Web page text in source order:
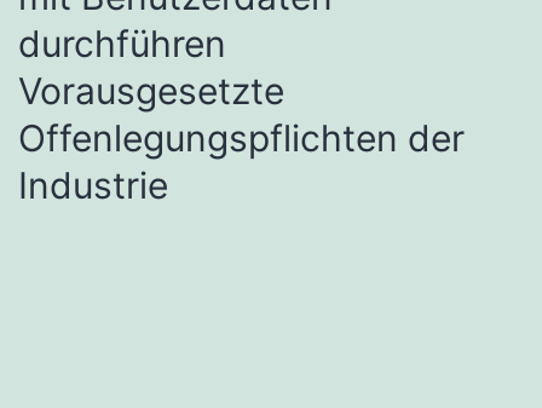
durchführen
Vorausgesetzte
Offenlegungspflichten der
Industrie